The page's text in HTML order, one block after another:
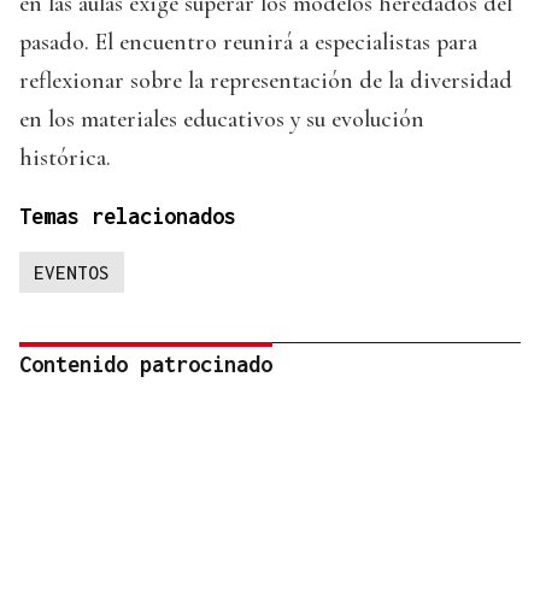
pasado. El encuentro reunirá a especialistas para
reflexionar sobre la representación de la diversidad
en los materiales educativos y su evolución
histórica.
Temas relacionados
EVENTOS
Contenido patrocinado